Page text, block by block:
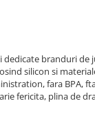
branduri
silicon si
fara BPA,
fericita, plina de